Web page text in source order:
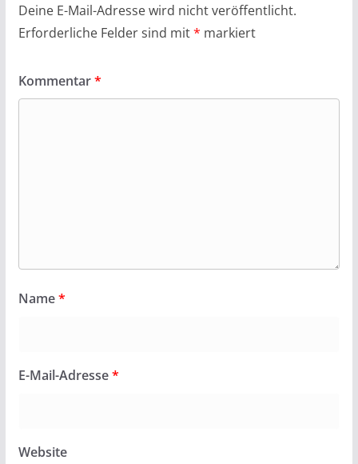
Deine E-Mail-Adresse wird nicht veröffentlicht.
Erforderliche Felder sind mit* markiert
Kommentar*
Name*
E-Mail-Adresse*
Website